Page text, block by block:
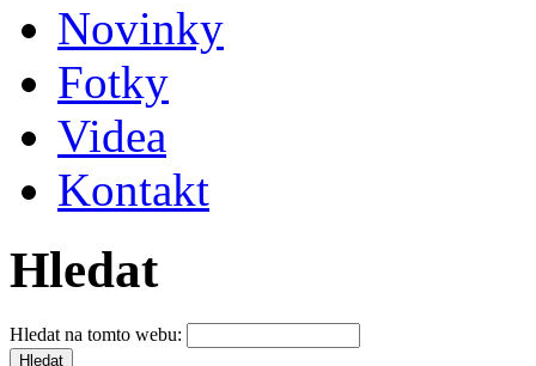
Novinky
Fotky
Videa
Kontakt
Hledat
Hledat na tomto webu: